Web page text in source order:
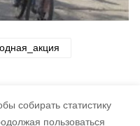
собирать статистику
пользоваться